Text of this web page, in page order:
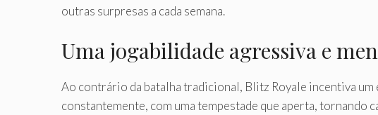
outras surpresas a cada semana.
Uma jogabilidade agressiva e
Ao contrário da batalha tradicional, Blitz Royale incentiva
constantemente, com uma tempestade que aperta,